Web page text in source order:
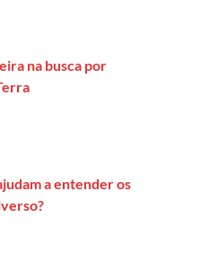
na busca por
a entender os